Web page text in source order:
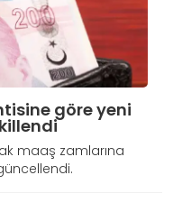
göre yeni
maaş zamlarına